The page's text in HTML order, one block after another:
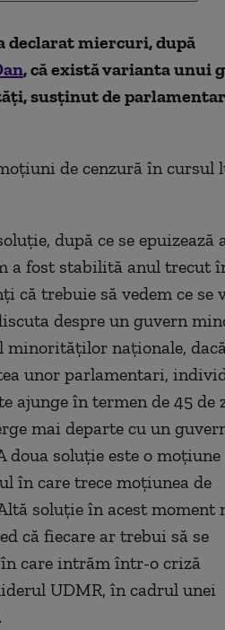
declarat miercuri, după
, că există varianta unui
susţinut de
de cenzură în cursul
după ce se epuizează
a fost stabilită anul trecut
că trebuie să vedem ce se
despre un guvern
minorităţilor naţionale,
unor parlamentari,
ajunge în termen de 45 de
mai departe cu un
soluţie este o moţiune
în care trece moţiunea de
soluţie în acest moment
că fiecare ar trebui să se
care intrăm într-o criză
UDMR, în cadrul unei